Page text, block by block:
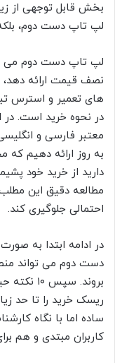
بخش قابل توجهی از
لپ تاپ دست دوم،
لپ تاپ دست دوم می
نصف قیمت ارائه دهد،
های تعمیر و استرس
در نحوه خرید است. در
معتبر فارسی و
دارید از خرید خود
مطالعه دقیق این
احتمالی جلوگیری کند.
در ادامه ابتدا به
دست دوم می تواند
بروند.
ریسک خرید را تا حد
ساده اما با نگاه
کاربران مبتدی و هم